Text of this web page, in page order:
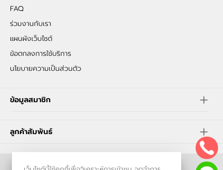
FAQ
ร่วมงานกับเรา
แผนผังเว็บไซต์
ข้อตกลงการใช้บริการ
นโยบายความเป็นส่วนตัว
ข้อมูลสมาชิก
ลูกค้าสัมพันธ์